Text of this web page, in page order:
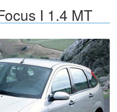
I 1.4 MT